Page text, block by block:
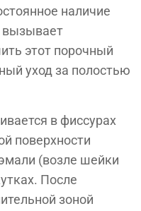
наличие
вызывает
этот порочный
уход за полостью
в фиссурах
поверхности
(возле шейки
После
зоной